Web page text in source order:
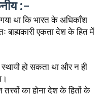
:-
था कि भारत के अधिकाँश
बाह्यकारी एकता देश के हित में
हो सकता था और न ही
का होना देश के हितों के